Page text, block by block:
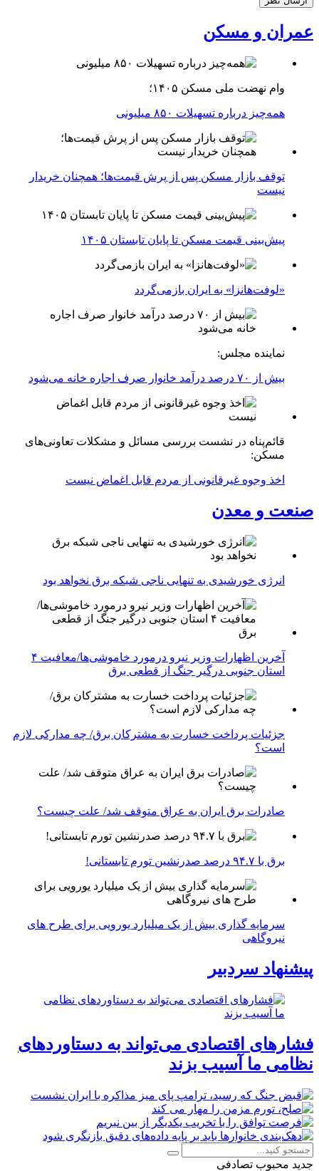
عمران و مسکن
وام نهضت ملی مسکن ۱۴۰۵؛
همه‌چیز درباره تسهیلات ۸۵۰ میلیونی
توقف بازار مسکن پس از پرش قیمت‌ها؛ همچنان خریدار
نیست
پیش‌بینی قیمت مسکن تا پایان تابستان ۱۴۰۵
«لوفت‌هانزا» به ایران بازمی‌گردد
نماینده مجلس:
بیش از ۷۰ درصد درآمد خانوار صرف اجاره خانه می‌شود
قائم‌پناه در نشست بررسی مسائل و مشکلات تعاونی‌های
مسکن:
اخذ وجوه غیرقانونی از مردم قابل اغماض نیست
صنعت و معدن
انرژی خورشیدی به تنهایی ناجی شبکه برق نخواهد بود
آخرین اظهارات وزیر نیرو درمورد خاموشی‌ها/معافیت ۴
استان جنوبی درگیر جنگ از قطعی برق
جزئیات پرداخت خسارت به مشترکان برق/ چه مدارکی لازم
است؟
صادرات برق ایران به عراق متوقف شد/ علت چیست؟
برق با ۹۴.۷ درصد صدرنشین تورم تابستانی!
سرمایه گذاری بیش از یک میلیارد یورویی برای طرح های
نیروگاهی
پیشنهاد سردبیر
فشارهای اقتصادی می‌تواند به دستاوردهای
نظامی ما آسیب بزند
جدید محبوب تصادفی